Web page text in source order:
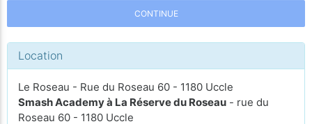
CONTINUE
Location
Le Roseau - Rue du Roseau 60 - 1180 Uccle
Smash Academy à La Réserve du Roseau - rue du
Roseau 60 - 1180 Uccle